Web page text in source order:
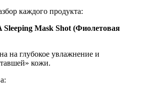
каждого продукта:
Sleeping Mask Shot (Фиолетовая
на глубокое увлажнение и
кожи.